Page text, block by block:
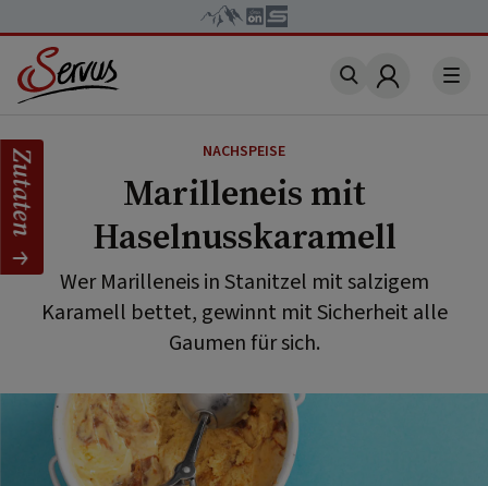
Account
NACHSPEISE
Marilleneis mit
Haselnusskaramell
Wer Marilleneis in Stanitzel mit salzigem
Karamell bettet, gewinnt mit Sicherheit alle
Gaumen für sich.
Zutaten